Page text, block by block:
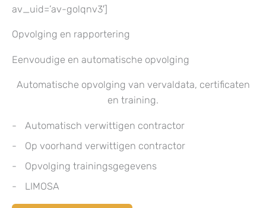
av_uid=’av-golqnv3′]
Opvolging en rapportering
Eenvoudige en automatische opvolging
Automatische opvolging van vervaldata, certificaten
en training.
Automatisch verwittigen contractor
Op voorhand verwittigen contractor
Opvolging trainingsgegevens
LIMOSA